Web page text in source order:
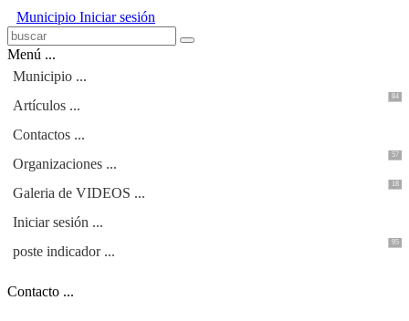
Municipio Iniciar sesión
Menú ...
Municipio ...
Artículos ...
84
Contactos ...
Organizaciones ...
57
Galeria de VIDEOS ...
18
Iniciar sesión ...
poste indicador ...
95
Contacto ...